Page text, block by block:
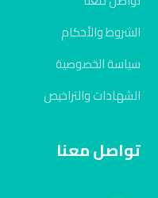
الشروط والأحكام
سياسة الخصوصية
الشهادات والتراخيص
تواصل معنا